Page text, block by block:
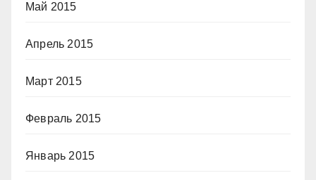
Май 2015
Апрель 2015
Март 2015
Февраль 2015
Январь 2015